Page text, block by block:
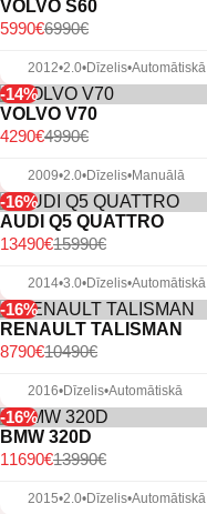
VOLVO S60
6990€
5990€
2012•2.0•Dīzelis•Automātiskā
-14%
VOLVO V70
4990€
4290€
2009•2.0•Dīzelis•Manuālā
-16%
AUDI Q5 QUATTRO
15990€
13490€
2014•3.0•Dīzelis•Automātiskā
-16%
RENAULT TALISMAN
10490€
8790€
2016•Dīzelis•Automātiskā
-16%
BMW 320D
13990€
11690€
2015•2.0•Dīzelis•Automātiskā